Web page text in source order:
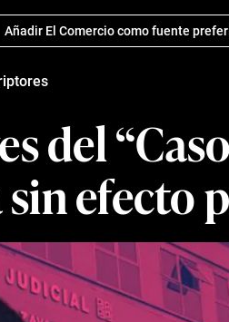
Añadir El Comercio como fuente
del
efecto